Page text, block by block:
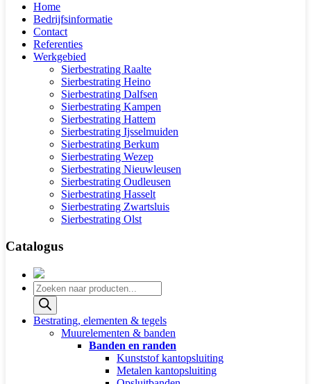
Home
Bedrijfsinformatie
Contact
Referenties
Werkgebied
Sierbestrating Raalte
Sierbestrating Heino
Sierbestrating Dalfsen
Sierbestrating Kampen
Sierbestrating Hattem
Sierbestrating Ijsselmuiden
Sierbestrating Berkum
Sierbestrating Wezep
Sierbestrating Nieuwleusen
Sierbestrating Oudleusen
Sierbestrating Hasselt
Sierbestrating Zwartsluis
Sierbestrating Olst
Catalogus
Producten
zoeken
Bestrating, elementen & tegels
Muurelementen & banden
Banden en randen
Kunststof kantopsluiting
Metalen kantopsluiting